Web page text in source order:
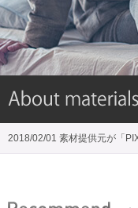
2018/02/01 素材提供元が「